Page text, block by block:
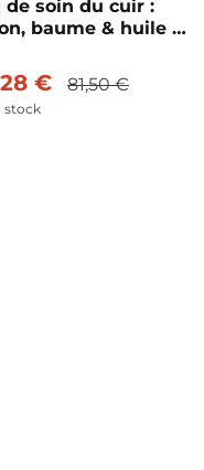
de soin du cuir :
baume & huile -
€ 81,50 €
stock